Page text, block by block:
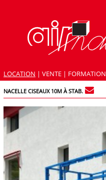
LOCATION | VENTE | FORMATION
NACELLE CISEAUX 10M À STAB.